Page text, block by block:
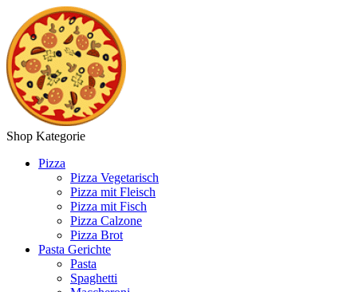
Shop Kategorie
Pizza
Pizza Vegetarisch
Pizza mit Fleisch
Pizza mit Fisch
Pizza Calzone
Pizza Brot
Pasta Gerichte
Pasta
Spaghetti